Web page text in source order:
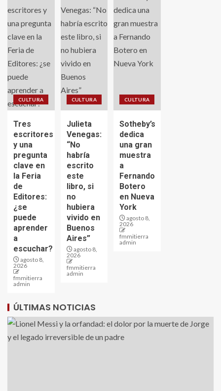
CULTURA
Tres
escritores
y una
pregunta
clave en
la Feria
de
Editores:
¿se
puede
aprender
a
escuchar?
agosto 8,
2026
fmmitierra
admin
CULTURA
Julieta
Venegas:
“No
habría
escrito
este
libro, si
no
hubiera
vivido en
Buenos
Aires”
agosto 8,
2026
fmmitierra
admin
CULTURA
Sotheby’s
dedica
una gran
muestra
a
Fernando
Botero
en Nueva
York
agosto 8,
2026
fmmitierra
admin
ÚLTIMAS NOTICIAS